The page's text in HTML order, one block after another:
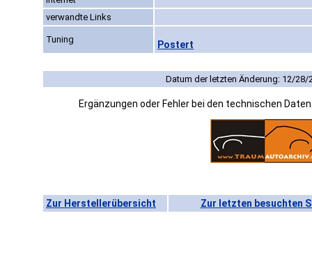
verwandte Links
Tuning Postert
Datum der letzten Änderung: 12/28/
Ergänzungen oder Fehler bei den technischen
Zur Herstellerübersicht Zur letzten besuchten